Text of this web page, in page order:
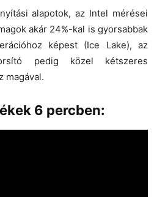
alapotok, az Intel mérései
akár 24%-kal is gyorsabbak
képest (Ice Lake), az
pedig közel kétszeres
magával.
6 percben: